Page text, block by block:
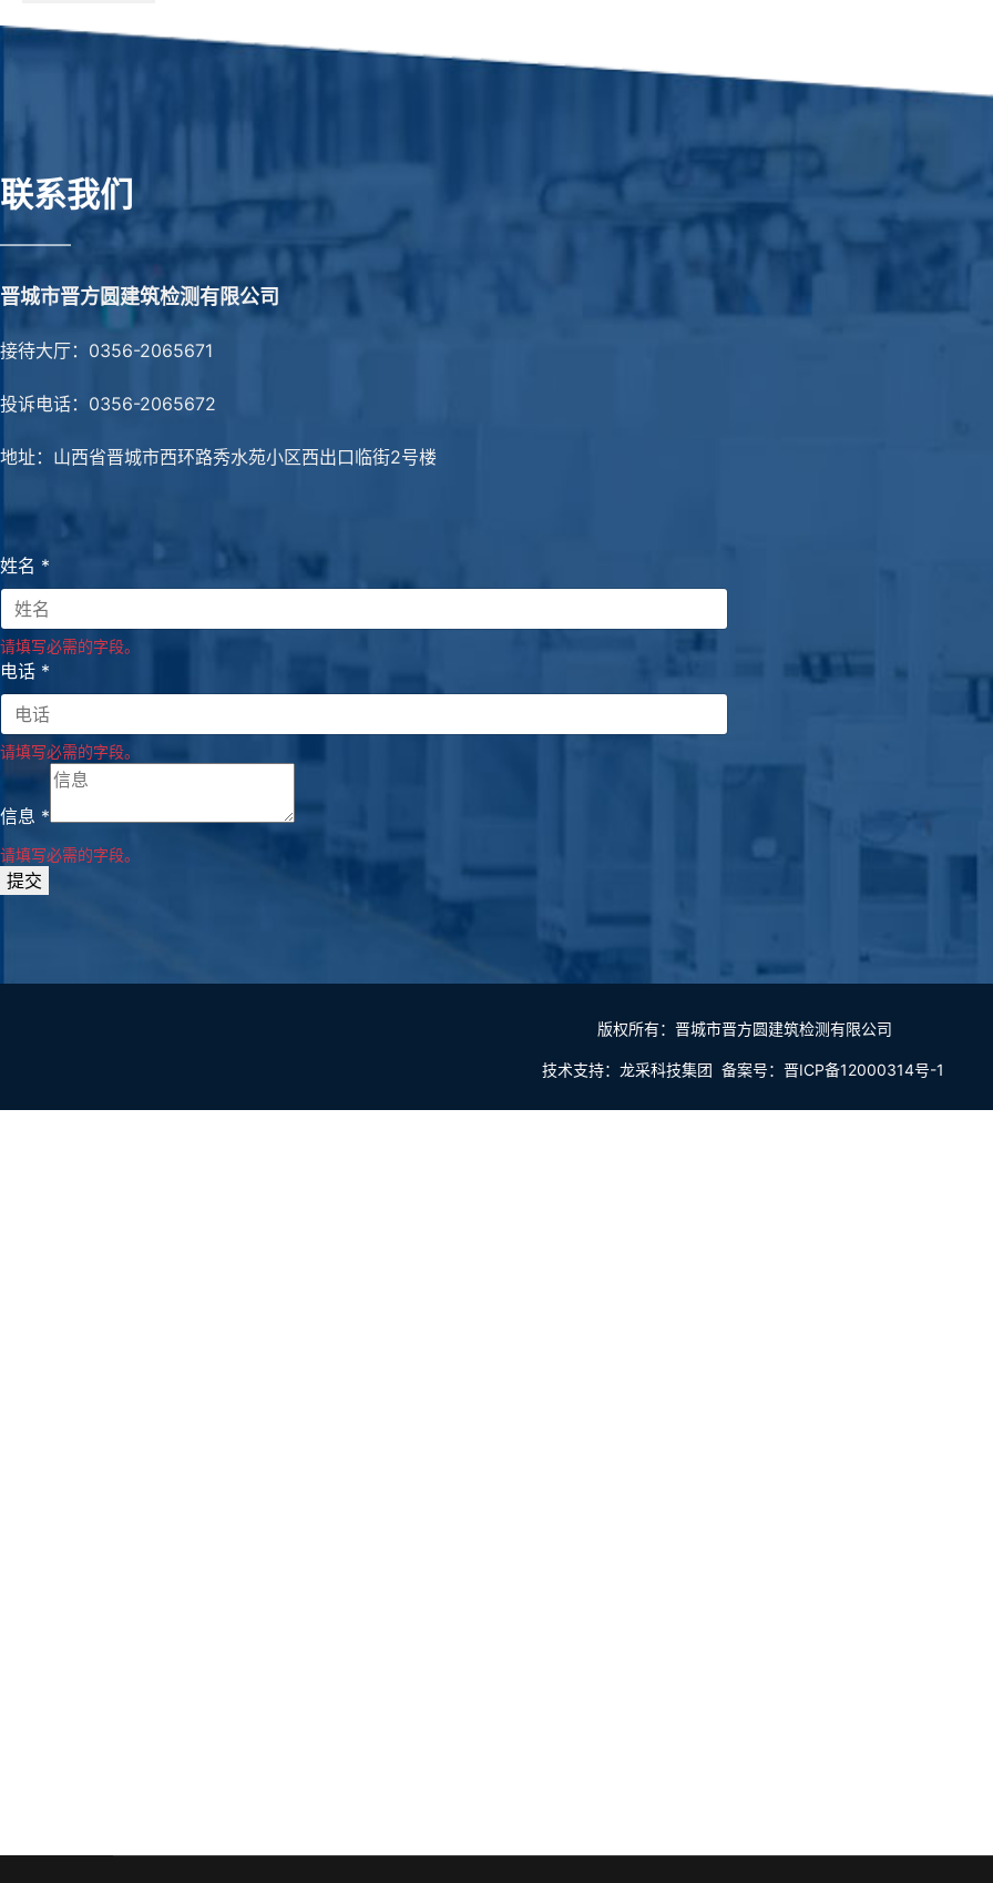
联系我们
————
晋城市晋方圆建筑检测有限公司
接待大厅：0356-2065671
投诉电话：0356-2065672
地址：山西省晋城市西环路秀水苑小区西出口临街2号楼
姓名 *
请填写必需的字段。
电话 *
请填写必需的字段。
信息 *
请填写必需的字段。
提交
版权所有：晋城市晋方圆建筑检测有限公司
技术支持： 龙采科技集团 备案号： 晋ICP备12000314号-1